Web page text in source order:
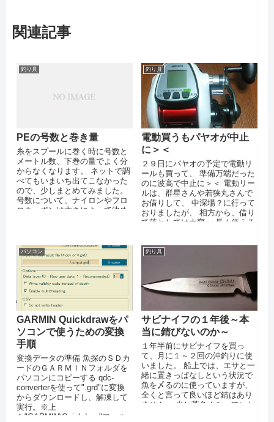
関連記事
釣り具
PEの号数と巻き量
糸をスプールに巻く時に号数と
メートル数、下巻の量でよく分
からなくなります。 ネットで調
べてもいまいち出てこなかった
ので、少しまとめてみました。
号数について、ナイロンやフロ
ロカーボンは太さによって決め
釣り具
電動買うもパヤオが中止
に＞＜
２９日にパヤオの予定で電動リ
ールも買って、 準備万端だった
のに波高で中止に＞＜ 電動リー
ルは、群星さんや若狭丸さんで
お借りして、 中深場？に行って
おりましたが、 相方から、借り
て落としては大変、 長く使える
パソコン
GARMIN Quickdrawをパ
ソコンで使うための変換
手順
変換データの準備 魚探のＳＤカ
ードのＧＡＲＭＩＮフォルダを
パソコンにコピーする qdc-
converterを使って".grd"に変換
からダウンロードし、解凍して
実行。※上
を"GARMIN\Quickdraw"フォル
釣り具
サビナイフの１年後～本
当に錆びないのか～
１年半前にサビナイフを買っ
て、月に１～２回の沖釣りに使
いました。 船上では、エサと一
緒に置きっぱなしという状況で
魚を〆るのに使っていますが、
全くと言って良いほど錆はあり
ません。 少し茶色くなっていた